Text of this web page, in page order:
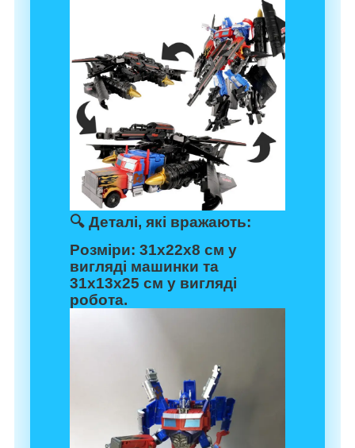
🔍 Деталі, які вражають:
Розміри: 31х22х8 см у
вигляді машинки та
31х13х25 см у вигляді
робота.